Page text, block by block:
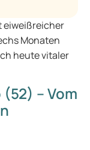
eiweißreicher
Monaten
heute vitaler
– Vom